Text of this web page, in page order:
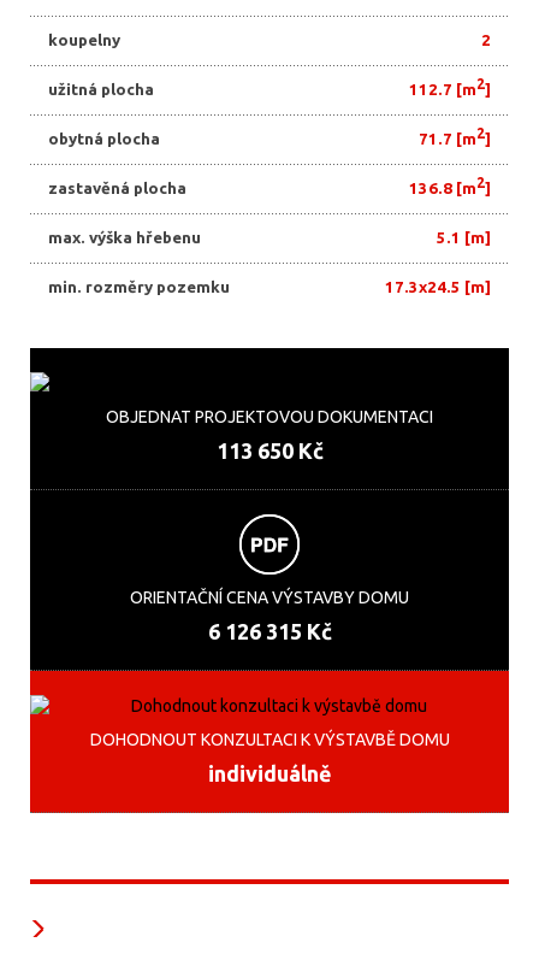
koupelny 2
užitná plocha 112.7 [m2]
obytná plocha 71.7 [m2]
zastavěná plocha 136.8 [m2]
max. výška hřebenu 5.1 [m]
min. rozměry pozemku 17.3x24.5 [m]
OBJEDNAT PROJEKTOVOU DOKUMENTACI
113 650 Kč
ORIENTAČNÍ CENA VÝSTAVBY DOMU
6 126 315 Kč
DOHODNOUT KONZULTACI K VÝSTAVBĚ DOMU
individuálně